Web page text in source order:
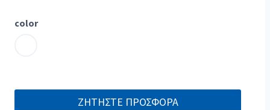
color
ΖΗΤΗΣΤΕ ΠΡΟΣΦΟΡΑ